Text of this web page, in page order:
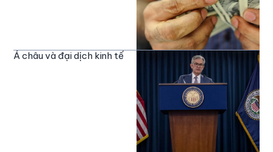
Á châu và đại dịch kinh tế